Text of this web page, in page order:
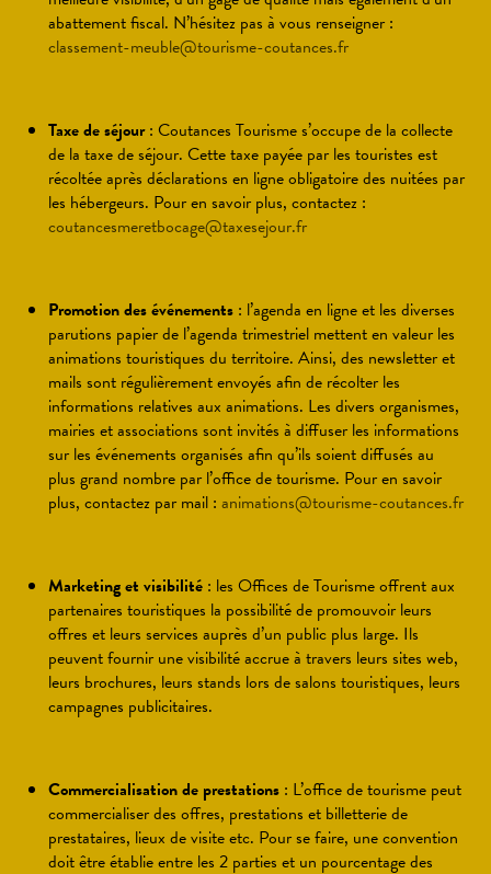
abattement fiscal. N’hésitez pas à vous renseigner :
classement-meuble@tourisme-coutances.fr
Taxe de séjour: Coutances Tourisme s’occupe de la collecte
de la taxe de séjour. Cette taxe payée par les touristes est
récoltée après déclarations en ligne obligatoire des nuitées par
les hébergeurs. Pour en savoir plus, contactez :
coutancesmeretbocage@taxesejour.fr
Promotion des événements : l’agenda en ligne et les diverses
parutions papier de l’agenda trimestriel mettent en valeur les
animations touristiques du territoire. Ainsi, des newsletter et
mails sont régulièrement envoyés afin de récolter les
informations relatives aux animations. Les divers organismes,
mairies et associations sont invités à diffuser les informations
sur les événements organisés afin qu’ils soient diffusés au
plus grand nombre par l’office de tourisme. Pour en savoir
plus, contactez par mail : animations@tourisme-coutances.fr
Marketing et visibilité : les Offices de Tourisme offrent aux
partenaires touristiques la possibilité de promouvoir leurs
offres et leurs services auprès d’un public plus large. Ils
peuvent fournir une visibilité accrue à travers leurs sites web,
leurs brochures, leurs stands lors de salons touristiques, leurs
campagnes publicitaires.
Commercialisation de prestations : L’office de tourisme peut
commercialiser des offres, prestations et billetterie de
prestataires, lieux de visite etc. Pour se faire, une convention
doit être établie entre les 2 parties et un pourcentage des